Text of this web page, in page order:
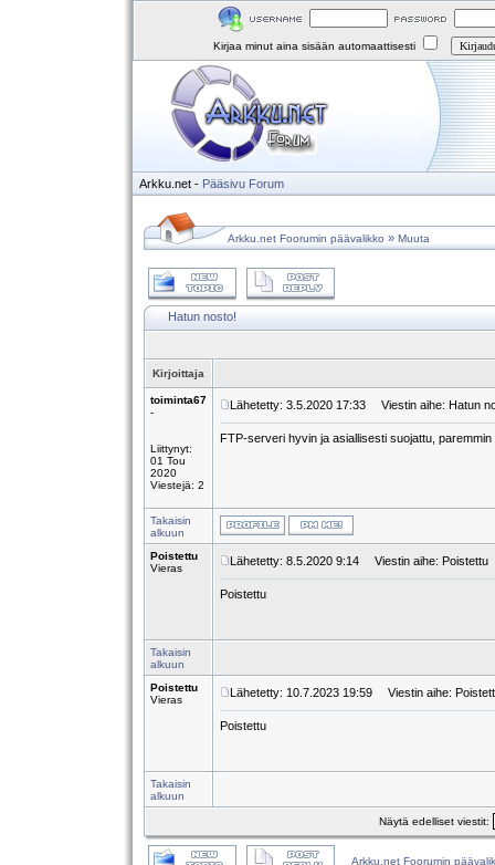
Kirjaa minut aina sisään automaattisesti
Arkku.net - Pääsivu Forum
Arkku.net Foorumin päävalikko » Muuta
Hatun nosto!
Kirjoittaja
toiminta67
-
Liittynyt:
01 Tou
2020
Viestejä: 2
Lähetetty: 3.5.2020 17:33 Viestin aihe: Hatun
FTP-serveri hyvin ja asiallisesti suojattu,
Takaisin
alkuun
Poistettu
Vieras
Lähetetty: 8.5.2020 9:14 Viestin aihe: Poistettu
Poistettu
Takaisin
alkuun
Poistettu
Vieras
Lähetetty: 10.7.2023 19:59 Viestin aihe:
Poistettu
Takaisin
alkuun
Näytä edelliset viestit:
Arkku.net Foorumin